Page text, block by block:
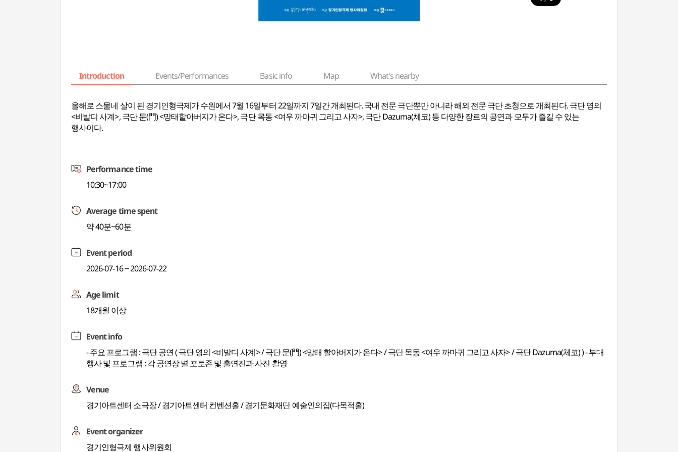
Introduction Events/Performances Basic info Map What's nearby
올해로 스물네 살이 된 경기인형극제가 수원에서 7월 16일부터 22일까지 7일간 개최된다. 국내 전문 극단뿐만 아니라 해외 전문 극단 초청으로 개최된다. 극단 영의
<비발디 사계>, 극단 문(門) <망태할아버지가 온다>, 극단 목동 <여우 까마귀 그리고 사자>, 극단 Dazuma(체코)등 다양한 장르의 공연과 모두가 즐길 수 있는
행사이다.
Performance time
10:30~17:00
Average time spent
약 40분~60분
Event period
2026-07-16 ~ 2026-07-22
Age limit
18개월 이상
Event info
- 주요 프로그램 : 극단 공연 ( 극단 영의 <비발디 사계> / 극단 문(門) <망태 할아버지가 온다> / 극단 목동 <여우 까마귀 그리고 사자> / 극단 Dazuma(체코)) - 부대
행사 및 프로그램 : 각 공연장 별 포토존 및 출연진과 사진 촬영
Venue
경기아트센터 소극장 / 경기아트센터 컨벤션홀 / 경기문화재단 예술인의집(다목적홀)
Event organizer
경기인형극제 행사위원회